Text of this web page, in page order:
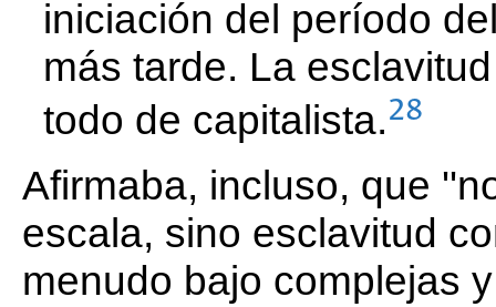
iniciación del período
más tarde. La
todo de capitalista.28
Afirmaba, incluso, que
escala, sino esclavitud
menudo bajo complejas